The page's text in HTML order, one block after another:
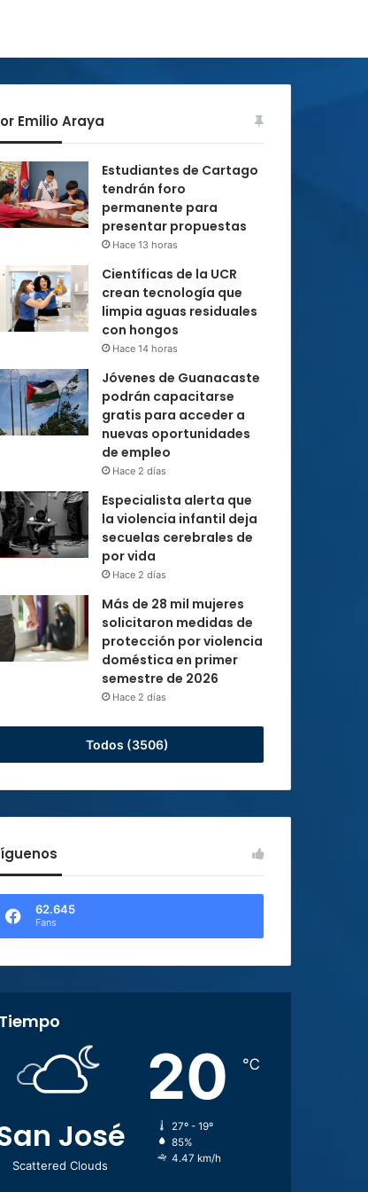
Emilio Araya
Estudiantes de Cartago
tendrán foro
permanente para
presentar propuestas
Hace 13 horas
Científicas de la UCR
crean tecnología que
limpia aguas residuales
con hongos
Hace 14 horas
Jóvenes de Guanacaste
podrán capacitarse
gratis para acceder a
nuevas oportunidades
de empleo
Hace 2 días
Especialista alerta que
la violencia infantil deja
secuelas cerebrales de
por vida
Hace 2 días
Más de 28 mil mujeres
solicitaron medidas de
protección por violencia
doméstica en primer
semestre de 2026
Hace 2 días
Todos (3506)
62.645
Fans
José
Scattered Clouds
20 ℃
27º - 19º
85%
4.47 km/h